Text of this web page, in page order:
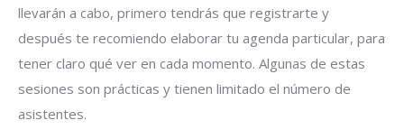
llevarán a cabo, primero tendrás que registrarte y
después te recomiendo elaborar tu agenda particular, para
tener claro qué ver en cada momento. Algunas de estas
sesiones son prácticas y tienen limitado el número de
asistentes.